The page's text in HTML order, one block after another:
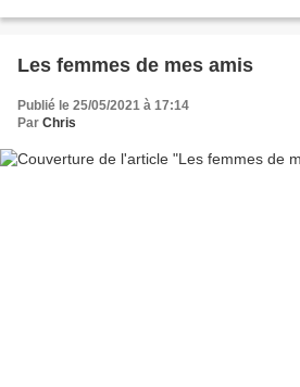
Les femmes de mes amis
Publié le 25/05/2021 à 17:14
Par Chris